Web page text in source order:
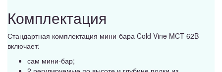
Комплектация
Стандартная комплектация мини-бара Cold Vine MCT-62B
включает:
сам мини-бар;